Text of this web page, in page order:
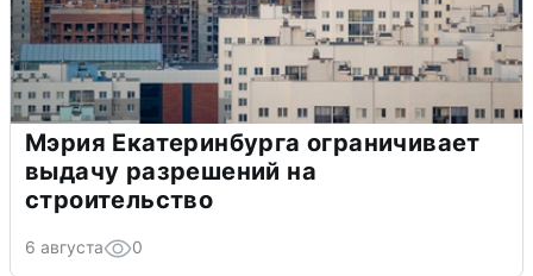
Мэрия Екатеринбурга ограничивает
выдачу разрешений на
строительство
6 августа 0